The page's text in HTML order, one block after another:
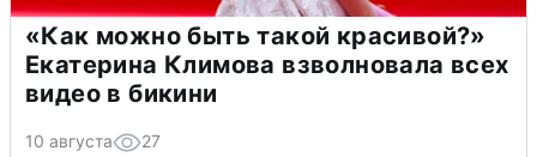
«Как можно быть такой красивой?»
Екатерина Климова взволновала всех
видео в бикини
10 августа 27